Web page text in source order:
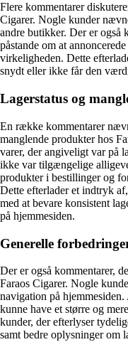
Flere kommentarer
Cigarer. Nogle kunder
andre butikker. Der er også
påstande om at
virkeligheden. Dette
snydt eller ikke får den
Lagerstatus og
En række kommentarer
manglende produkter hos
varer, der angiveligt var på
ikke var tilgængelige
produkter i bestillinger og
Dette efterlader et indtryk
med at bevare konsistent
på hjemmesiden.
Generelle
Der er også kommentarer,
Faraos Cigarer. Nogle
navigation på
kunne have et større og
kunder, der efterlyser
samt bedre oplysninger om